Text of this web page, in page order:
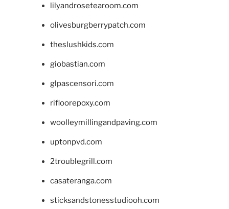
lilyandrosetearoom.com
olivesburgberrypatch.com
theslushkids.com
giobastian.com
glpascensori.com
rifloorepoxy.com
woolleymillingandpaving.com
uptonpvd.com
2troublegrill.com
casateranga.com
sticksandstonesstudiooh.com